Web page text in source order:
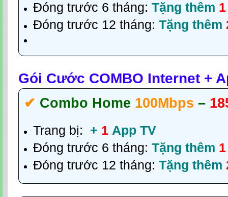
Đóng trước 6 tháng: Tặng thêm 1
Đóng trước 12 tháng: Tặng thêm
Gói Cước COMBO Internet +
✔‎ Combo Home 100Mbps –
Trang bị: + 1 App TV
Đóng trước 6 tháng: Tặng thêm 1
Đóng trước 12 tháng: Tặng thêm